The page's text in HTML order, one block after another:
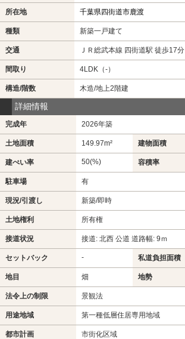
所在地 千葉県四街道市鹿渡
種類 新築一戸建て
交通 ＪＲ総武本線 四街道駅 徒歩17分
間取り 4LDK（-）
構造/階数 木造/地上2階建
詳細情報
完成年 2026年築
土地面積 149.97m² 建物面積
建ぺい率 50(%) 容積率
駐車場 有
現況/引渡し 新築/即時
土地権利 所有権
接道状況 接道: 北西 公道 道路幅: 9ｍ
セットバック - 私道負担面積
地目 畑 地勢
法令上の制限 景観法
用途地域 第一種低層住居専用地域
都市計画 市街化区域